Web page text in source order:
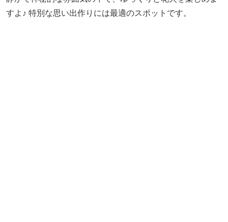
すよ♪ 特別な思い出作りには最適のスポットです。